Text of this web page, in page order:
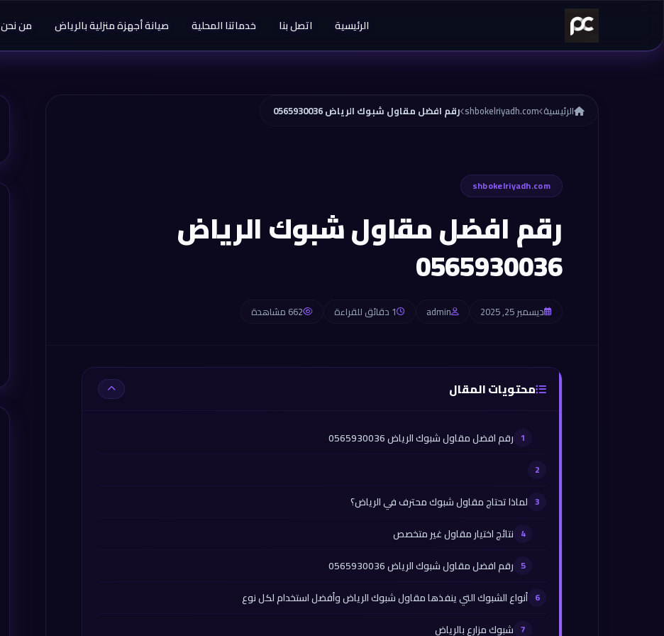
الرئيسية اتصل بنا خدماتنا المحلية صيانة أجهزة منزلية بالرياض من نحن
الرئيسية shbokelriyadh.com رقم افضل مقاول شبوك الرياض 0565930036
shbokelriyadh.com
رقم افضل مقاول شبوك الرياض
0565930036
ديسمبر 25, 2025 admin 1 دقائق للقراءة 662 مشاهدة
محتويات المقال
رقم افضل مقاول شبوك الرياض 0565930036
لماذا تحتاج مقاول شبوك محترف في الرياض؟
نتائج اختيار مقاول غير متخصص
رقم افضل مقاول شبوك الرياض 0565930036
أنواع الشبوك التي ينفذها مقاول شبوك الرياض وأفضل استخدام لكل نوع
شبوك مزارع بالرياض